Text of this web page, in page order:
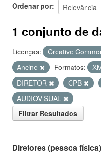
Ordenar por
1 conjunto de
Licenças: Creative
Ancine
Formatos:
DIRETOR
CPB
AUDIOVISUAL
Filtrar Resultados
Diretores (pessoa